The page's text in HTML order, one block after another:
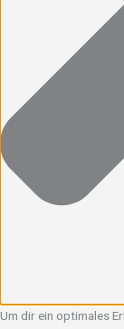
Um dir ein optimales